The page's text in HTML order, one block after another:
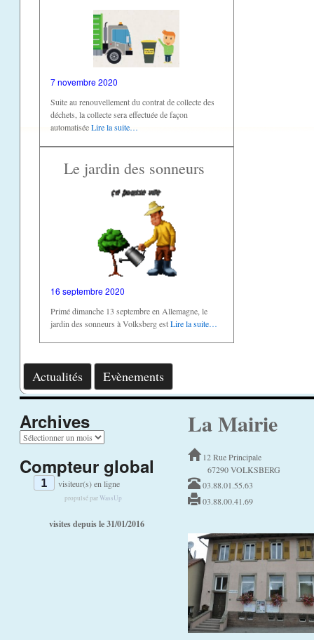
7 novembre 2020
Suite au renouvellement du contrat de collecte des
déchets, la collecte sera effectuée de façon
automatiséeLire la suite…
Le jardin des sonneurs
16 septembre 2020
Primé dimanche 13 septembre en Allemagne, le
jardin des sonneurs à Volksberg estLire la suite…
Actualités Evènements
Archives
A
c
h
Compteur global
1 visiteur(s) en ligne
propulsé parWassUp
visites depuis le 31/01/2016
La Mairie
12 Rue Principale
67290 VOLKSBERG
03.88.01.55.63
03.88.00.41.69